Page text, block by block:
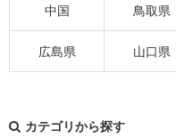
中国 鳥取県
広島県 山口県
カテゴリから探す